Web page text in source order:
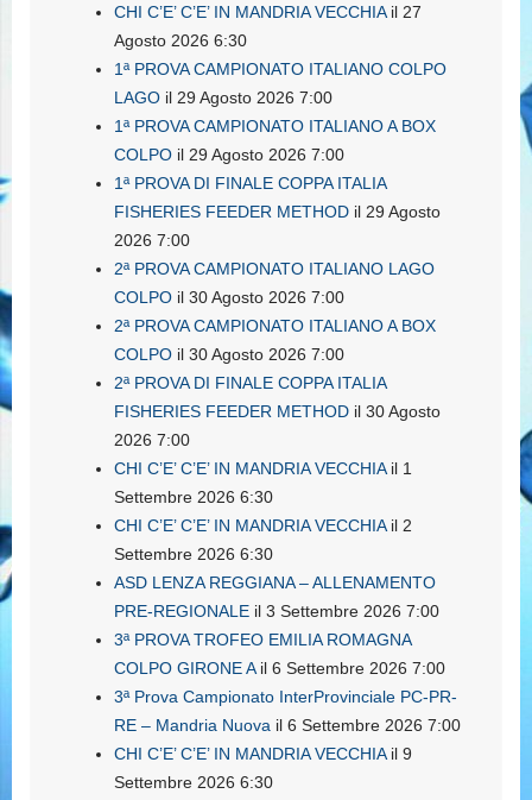
CHI C’E’ C’E’ IN MANDRIA VECCHIAil 27
Agosto 2026 6:30
1ª PROVA CAMPIONATO ITALIANO COLPO
LAGO il 29 Agosto 2026 7:00
1ª PROVA CAMPIONATO ITALIANO A BOX
COLPO il 29 Agosto 2026 7:00
1ª PROVA DI FINALE COPPA ITALIA
FISHERIES FEEDER METHOD il 29 Agosto
2026 7:00
2ª PROVA CAMPIONATO ITALIANO LAGO
COLPO il 30 Agosto 2026 7:00
2ª PROVA CAMPIONATO ITALIANO A BOX
COLPO il 30 Agosto 2026 7:00
2ª PROVA DI FINALE COPPA ITALIA
FISHERIES FEEDER METHOD il 30 Agosto
2026 7:00
CHI C’E’ C’E’ IN MANDRIA VECCHIAil 1
Settembre 2026 6:30
CHI C’E’ C’E’ IN MANDRIA VECCHIAil 2
Settembre 2026 6:30
ASD LENZA REGGIANA – ALLENAMENTO
PRE-REGIONALE il 3 Settembre 2026 7:00
3ª PROVA TROFEO EMILIA ROMAGNA
COLPO GIRONE Ail 6 Settembre 2026 7:00
3ª Prova Campionato InterProvinciale PC-PR-
RE – Mandria Nuova il 6 Settembre 2026 7:00
CHI C’E’ C’E’ IN MANDRIA VECCHIAil 9
Settembre 2026 6:30